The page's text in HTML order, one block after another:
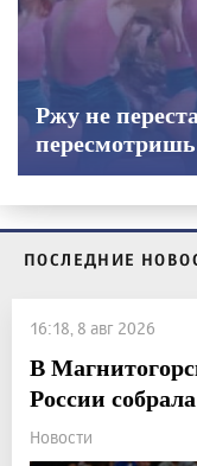
Ржу не
пересмотришь
ПОСЛЕДНИЕ
16:18, 8 авг 2026
В
России
Новости